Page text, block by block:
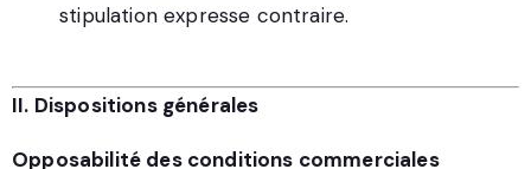
stipulation expresse contraire.
II. Dispositions générales
Opposabilité des conditions commerciales